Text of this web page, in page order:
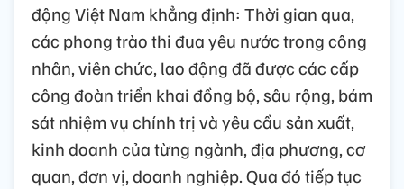
động Việt Nam khẳng định: Thời gian qua,
các phong trào thi đua yêu nước trong công
nhân, viên chức, lao động đã được các cấp
công đoàn triển khai đồng bộ, sâu rộng, bám
sát nhiệm vụ chính trị và yêu cầu sản xuất,
kinh doanh của từng ngành, địa phương, cơ
quan, đơn vị, doanh nghiệp. Qua đó tiếp tục